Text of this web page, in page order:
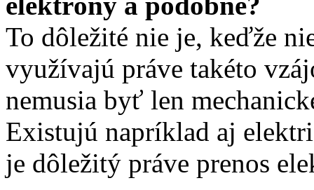
To dôležité nie je, keďže
využívajú práve takéto
nemusia byť len
Existujú napríklad aj
je dôležitý práve prenos